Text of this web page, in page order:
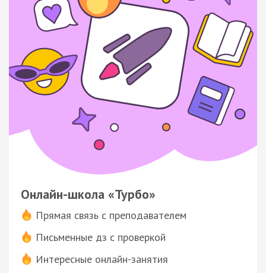
Онлайн-школа «Турбо»
Прямая связь с преподавателем
Письменные дз с проверкой
Интересные онлайн-занятия